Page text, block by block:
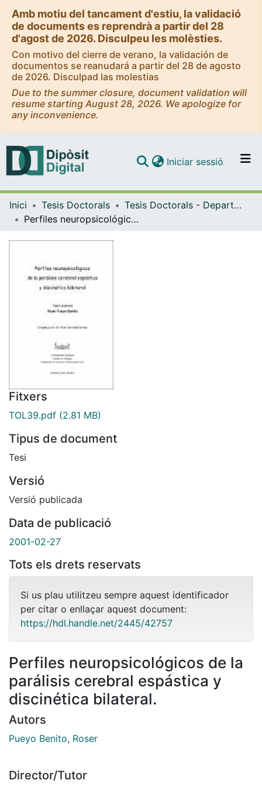
Amb motiu del tancament d'estiu, la validació
de documents es reprendrà a partir del 28
d'agost de 2026. Disculpeu les molèsties.
Con motivo del cierre de verano, la validación de
documentos se reanudará a partir del 28 de agosto
de 2026. Disculpad las molestias
Due to the summer closure, document validation will
resume starting August 28, 2026. We apologize for
any inconvenience.
Navega per tot el DD
Iniciar sessió (current)
Inici Tesis Doctorals
Tesis Doctorals - Departament - Psiquiatria i Psicobiologia Clínica
Perfiles neuropsicológicos de la parálisis cerebral espástica y discinética bilateral.
Fitxers
TOL39.pdf (2.81 MB)
Tipus de document
Tesi
Versió
Versió publicada
Data de publicació
2001-02-27
Tots els drets reservats
Si us plau utilitzeu sempre aquest identificador
per citar o enllaçar aquest document:
https://hdl.handle.net/2445/42757
Perfiles neuropsicológicos de la
parálisis cerebral espástica y
discinética bilateral.
Autors
Pueyo Benito, Roser
Director/Tutor